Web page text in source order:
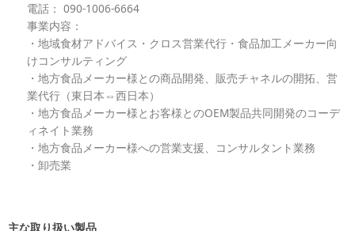
電話： 090-1006-6664
事業内容：
・地域食材アドバイス・クロス営業代行・食品加工メーカー向
けコンサルティング
・地方食品メーカー様との商品開発、販売チャネルの開拓、営
業代行（東日本⇔西日本）
・地方食品メーカー様とお客様とのOEM製品共同開発のコーデ
ィネイト業務
・地方食品メーカー様への営業支援、コンサルタント業務
・卸売業
主な取り扱い製品